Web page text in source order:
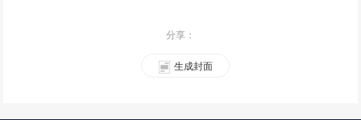
分享：
生成封面